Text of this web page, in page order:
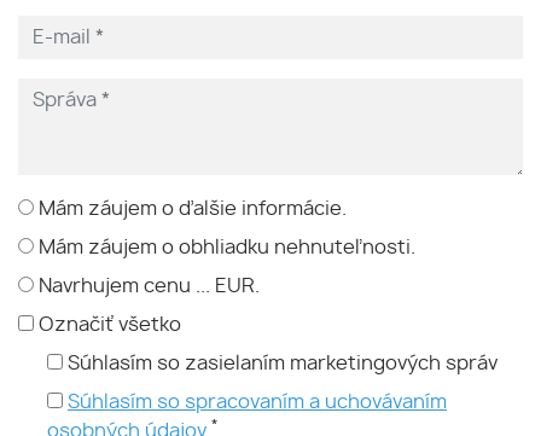
Mám záujem o ďalšie informácie.
Mám záujem o obhliadku nehnuteľnosti.
Navrhujem cenu ... EUR.
Označiť všetko
Súhlasím so zasielaním marketingových správ
Súhlasím so spracovaním a uchovávaním
osobných údajov *